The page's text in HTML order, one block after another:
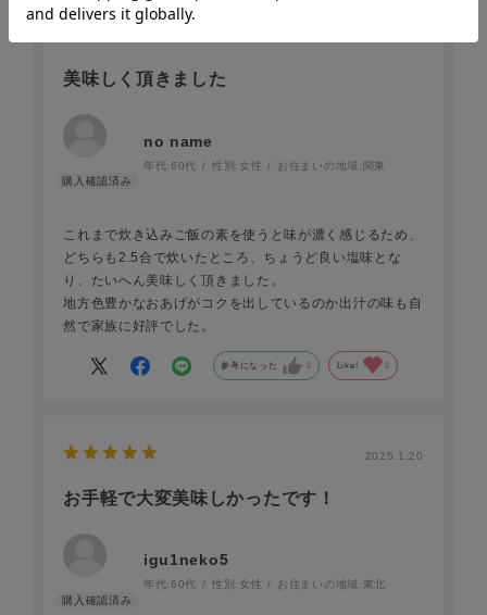
美味しく頂きました
no name
年代:60代 性別:女性 お住まいの地域: 関東
これまで炊き込みご飯の素を使うと味が濃く感じるため、
どちらも2.5合で炊いたところ、ちょうど良い塩味とな
り、たいへん美味しく頂きました。
地方色豊かなおあげがコクを出しているのか出汁の味も自
然で家族に好評でした。
参考になった 2 Like! 2
2025.1.20
お手軽で大変美味しかったです！
igu1neko5
年代:60代 性別:女性 お住まいの地域: 東北